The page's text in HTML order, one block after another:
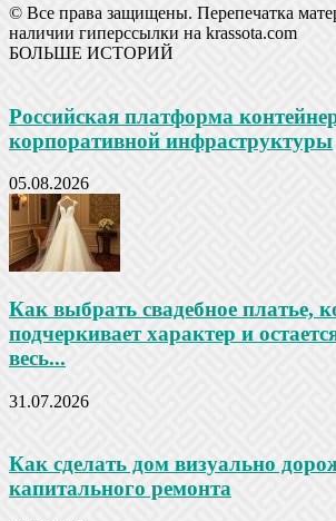
© Все права защищены. Перепечатка
наличии гиперссылки на krassota.com
БОЛЬШЕ ИСТОРИЙ
Российская платформа
корпоративной инфраструктуры
05.08.2026
Как выбрать свадебное платье,
подчеркивает характер и
весь...
31.07.2026
Как сделать дом визуально
капитального ремонта